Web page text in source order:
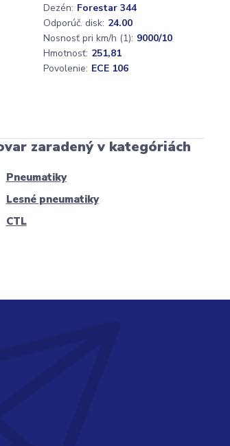
Dezén: Forestar 344
Odporúč. disk: 24.00
Nosnosť pri km/h (1): 9000/10
Hmotnosť: 251,81
Povolenie: ECE 106
zaradený v kategóriách
Pneumatiky
Lesné pneumatiky
CTL